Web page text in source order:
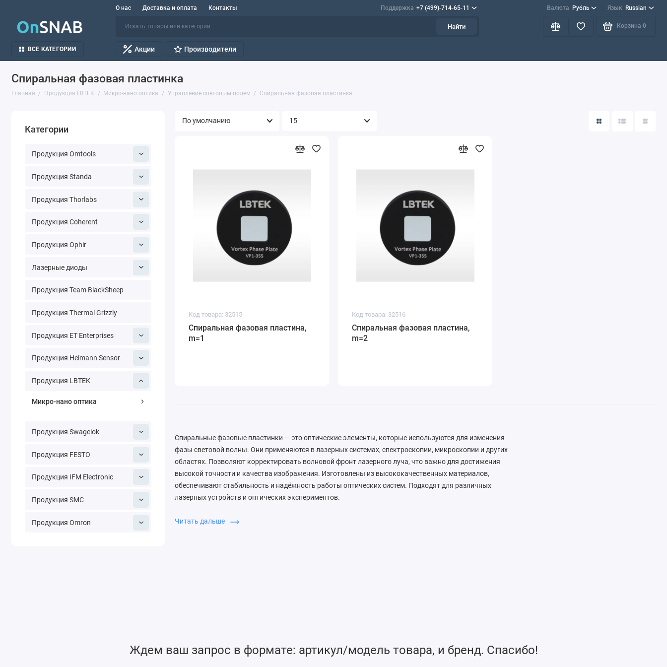
О нас Доставка и оплата Контакты Поддержка +7 (499)-714-65-11 Валюта Рубль Язык Russian
Найти Корзина 0
ВСЕ КАТЕГОРИИ Акции Производители
Спиральная фазовая пластинка
Главная Продукция LBTEK Микро-нано оптика Управление световым полем Спиральная фазовая пластинка
Категории
Продукция Omtools
Продукция Standa
Продукция Thorlabs
Продукция Coherent
Продукция Ophir
Лазерные диоды
Продукция Team BlackSheep
Продукция Thermal Grizzly
Продукция ET Enterprises
Продукция Heimann Sensor
Продукция LBTEK
Микро-нано оптика
Продукция Swagelok
Продукция FESTO
Продукция IFM Electronic
Продукция SMC
Продукция Omron
Код товара: 32515
Спиральная фазовая пластина,
m=1
Код товара: 32516
Спиральная фазовая пластина,
m=2
Спиральные фазовые пластинки — это оптические элементы, которые используются для изменения
фазы световой волны. Они применяются в лазерных системах, спектроскопии, микроскопии и других
областях. Позволяют корректировать волновой фронт лазерного луча, что важно для достижения
высокой точности и качества изображения. Изготовлены из высококачественных материалов,
обеспечивают стабильность и надёжность работы оптических систем. Подходят для различных
лазерных устройств и оптических экспериментов.
Читать дальше
Ждем ваш запрос в формате: артикул/модель товара, и бренд. Спасибо!